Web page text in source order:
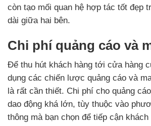
còn tạo mối quan hệ hợp tác tốt đẹp
dài giữa hai bên.
Chi phí quảng cáo và
Để thu hút khách hàng tới cửa hàng
dụng các chiến lược quảng cáo và
là rất cần thiết. Chi phí cho quảng
dao động khá lớn, tùy thuộc vào
thông mà bạn chọn để tiếp cận khách